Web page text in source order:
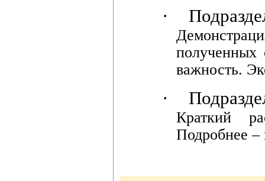
·
полученных
важность.
·
Краткий
Подробнее